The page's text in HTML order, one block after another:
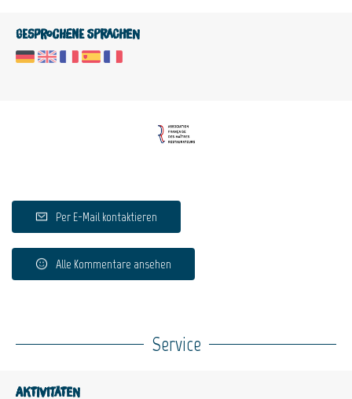
Gesprochene Sprachen
Per E-Mail kontaktieren
Alle Kommentare ansehen
Service
Aktivitäten